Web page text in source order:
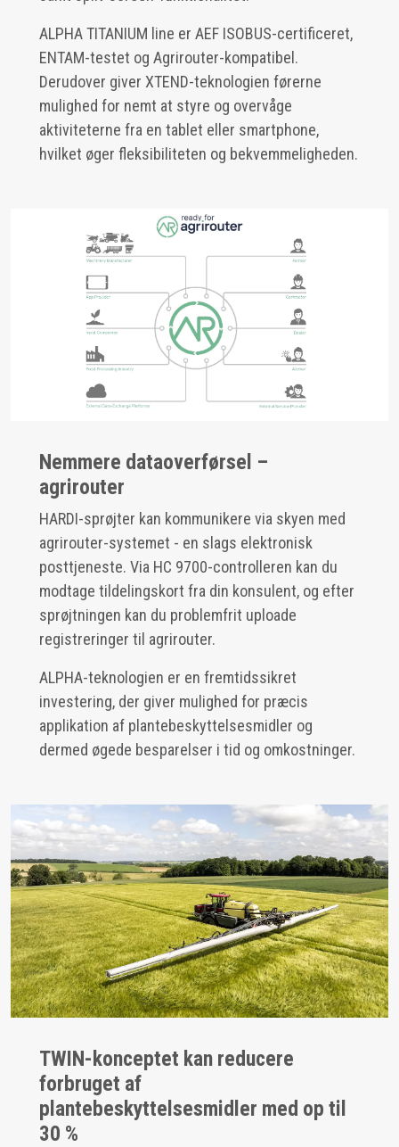
ALPHA TITANIUM line er AEF ISOBUS-certificeret,
ENTAM-testet og Agrirouter-kompatibel.
Derudover giver XTEND-teknologien førerne
mulighed for nemt at styre og overvåge
aktiviteterne fra en tablet eller smartphone,
hvilket øger fleksibiliteten og bekvemmeligheden.
Nemmere dataoverførsel –
agrirouter
HARDI-sprøjter kan kommunikere via skyen med
agrirouter-systemet - en slags elektronisk
posttjeneste. Via HC 9700-controlleren kan du
modtage tildelingskort fra din konsulent, og efter
sprøjtningen kan du problemfrit uploade
registreringer til agrirouter.
ALPHA-teknologien er en fremtidssikret
investering, der giver mulighed for præcis
applikation af plantebeskyttelsesmidler og
dermed øgede besparelser i tid og omkostninger.
TWIN-konceptet kan reducere
forbruget af
plantebeskyttelsesmidler med op til
30 %